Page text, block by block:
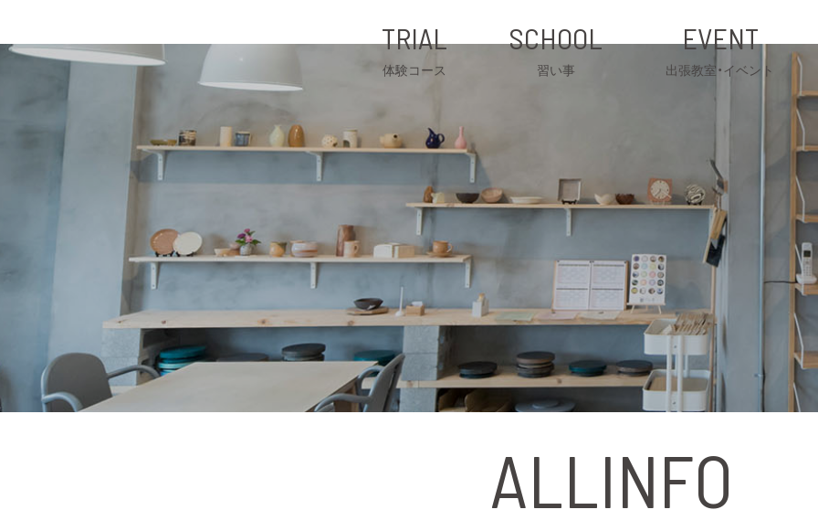
TRIAL
体験コース
SCHOOL
習い事
EVENT
出張教室・イベント
ALLINFO